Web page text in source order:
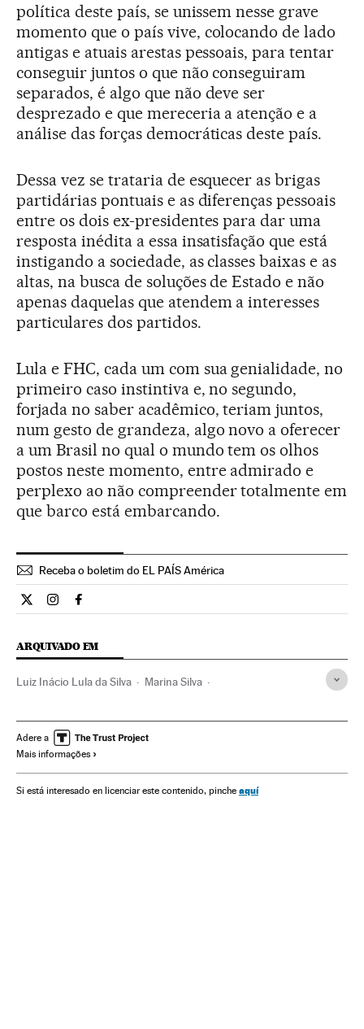
política deste país, se unissem nesse grave
momento que o país vive, colocando de lado
antigas e atuais arestas pessoais, para tentar
conseguir juntos o que não conseguiram
separados, é algo que não deve ser
desprezado e que mereceria a atenção e a
análise das forças democráticas deste país.
Dessa vez se trataria de esquecer as brigas
partidárias pontuais e as diferenças pessoais
entre os dois ex-presidentes para dar uma
resposta inédita a essa insatisfação que está
instigando a sociedade, as classes baixas e as
altas, na busca de soluções de Estado e não
apenas daquelas que atendem a interesses
particulares dos partidos.
Lula e FHC, cada um com sua genialidade, no
primeiro caso instintiva e, no segundo,
forjada no saber acadêmico, teriam juntos,
num gesto de grandeza, algo novo a oferecer
a um Brasil no qual o mundo tem os olhos
postos neste momento, entre admirado e
perplexo ao não compreender totalmente em
que barco está embarcando.
Receba o boletim do EL PAÍS América
Opiniao El País Brasil en Twitter
Opiniao El País Brasil en Instagram
Opiniao El País Brasil en Facebook
ARQUIVADO EM
Luiz Inácio Lula da Silva Marina Silva
América do Sul América Latina
Partido dos Trabalhadores
Adere a
Mais informações
Si está interesado en licenciar este contenido, pinche aquí